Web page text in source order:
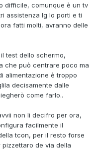
difficile, comunque è un tv
assistenza lg lo porti e ti
fatti molti, avranno delle
test dello schermo,
che può centrare poco ma
alimentazione è troppo
decisamente dalle
come farlo..
non li decifro per ora,
facilmente il
tcon, per il resto forse
de via della